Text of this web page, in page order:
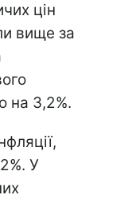
цін
вище за
на 3,2%.
У